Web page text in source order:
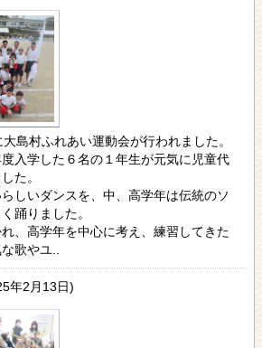
島村ふれあい運動会が行われました。
入学した６名の１年生が元気に児童代
た。
しいダンスを、中、高学年は伝統のソ
踊りました。
、高学年を中心に考え、練習してきた
歌やユ..
年2月13日)